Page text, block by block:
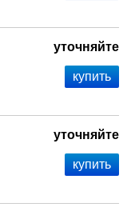
уточняйте
уточняйте